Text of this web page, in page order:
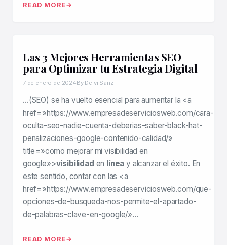
READ MORE
Las 3 Mejores Herramientas SEO
para Optimizar tu Estrategia Digital
7 de enero de 2024By Deivi Sanz
…(SEO) se ha vuelto esencial para aumentar la <a
href=»https://www.empresadeserviciosweb.com/cara-
oculta-seo-nadie-cuenta-deberias-saber-black-hat-
penalizaciones-google-contenido-calidad/»
title=»como mejorar mi visibilidad en
google»>visibilidad en línea y alcanzar el éxito. En
este sentido, contar con las <a
href=»https://www.empresadeserviciosweb.com/que-
opciones-de-busqueda-nos-permite-el-apartado-
de-palabras-clave-en-google/»…
READ MORE